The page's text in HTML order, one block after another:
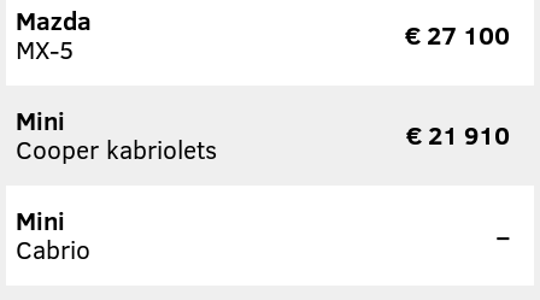
Mazda
MX-5
€ 27 100
Mini
Cooper kabriolets
€ 21 910
Mini
Cabrio
–